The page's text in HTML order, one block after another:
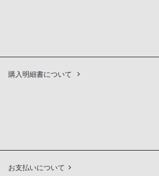
購入明細書について
お支払いについて